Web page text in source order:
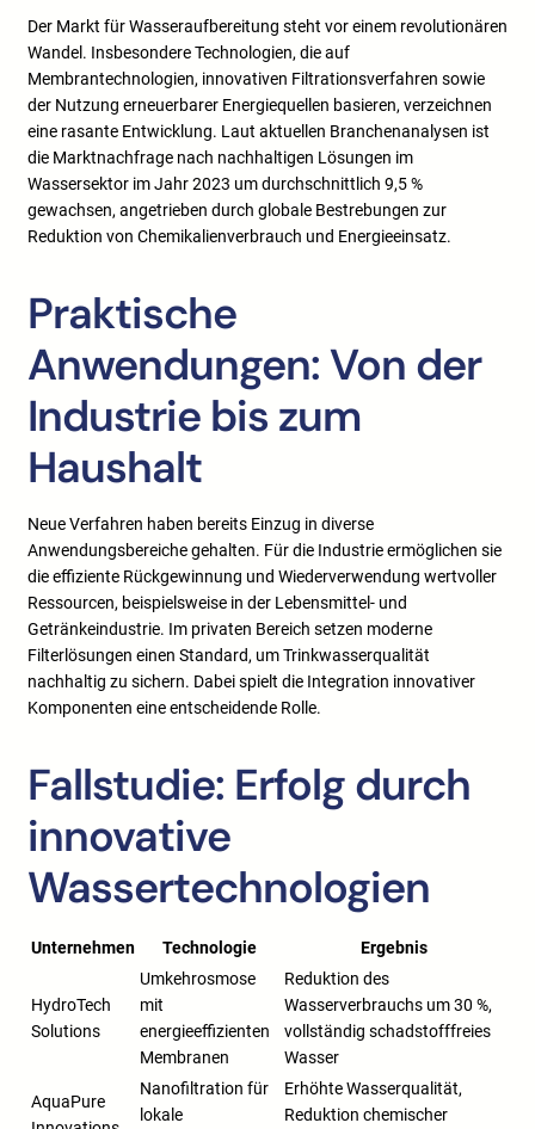
Der Markt für Wasseraufbereitung steht vor einem revolutionären
Wandel. Insbesondere Technologien, die auf
Membrantechnologien, innovativen Filtrationsverfahren sowie
der Nutzung erneuerbarer Energiequellen basieren, verzeichnen
eine rasante Entwicklung. Laut aktuellen Branchenanalysen ist
die Marktnachfrage nach nachhaltigen Lösungen im
Wassersektor im Jahr 2023 um durchschnittlich 9,5 %
gewachsen, angetrieben durch globale Bestrebungen zur
Reduktion von Chemikalienverbrauch und Energieeinsatz.
Praktische
Anwendungen: Von der
Industrie bis zum
Haushalt
Neue Verfahren haben bereits Einzug in diverse
Anwendungsbereiche gehalten. Für die Industrie ermöglichen sie
die effiziente Rückgewinnung und Wiederverwendung wertvoller
Ressourcen, beispielsweise in der Lebensmittel- und
Getränkeindustrie. Im privaten Bereich setzen moderne
Filterlösungen einen Standard, um Trinkwasserqualität
nachhaltig zu sichern. Dabei spielt die Integration innovativer
Komponenten eine entscheidende Rolle.
Fallstudie: Erfolg durch
innovative
Wassertechnologien
Unternehmen Technologie Ergebnis
HydroTech
Solutions
Umkehrosmose
mit
energieeffizienten
Membranen
Reduktion des
Wasserverbrauchs um 30 %,
vollständig schadstofffreies
Wasser
AquaPure
Nanofiltration für
lokale
Erhöhte Wasserqualität,
Reduktion chemischer